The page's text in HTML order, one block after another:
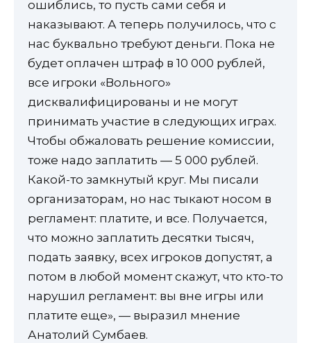
ошиблись, то пусть сами себя и
наказывают. А теперь получилось, что с
нас буквально требуют деньги. Пока не
будет оплачен штраф в 10 000 рублей,
все игроки «Вольного»
дисквалифицированы и не могут
принимать участие в следующих играх.
Чтобы обжаловать решение комиссии,
тоже надо заплатить — 5 000 рублей.
Какой-то замкнутый круг. Мы писали
организаторам, но нас тыкают носом в
регламент: платите, и все. Получается,
что можно заплатить десятки тысяч,
подать заявку, всех игроков допустят, а
потом в любой момент скажут, что кто-то
нарушил регламент: вы вне игры или
платите еще», — выразил мнение
Анатолий Сумбаев.